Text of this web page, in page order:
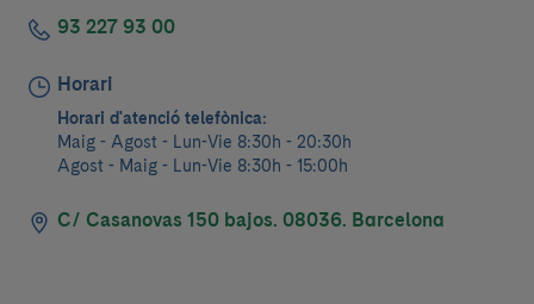
93 227 93 00
Horari
Horari d'atenció telefònica:
Maig - Agost - Lun-Vie 8:30h - 20:30h
Agost - Maig - Lun-Vie 8:30h - 15:00h
C/ Casanovas 150 bajos. 08036. Barcelona